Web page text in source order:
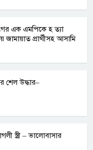
এক এমপিকে হ ত্যা
জামায়াত প্রার্থীসহ আসামি
শেল উদ্ধার–
স্ত্রী – ভালোবাসার